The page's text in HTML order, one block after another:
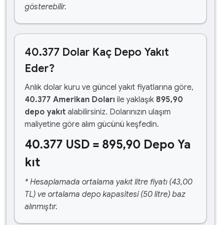
gösterebilir.
40.377 Dolar Kaç Depo Yakıt
Eder?
Anlık dolar kuru ve güncel yakıt fiyatlarına göre,
40.377 Amerikan Doları ile yaklaşık 895,90
depo yakıt alabilirsiniz. Dolarınızın ulaşım
maliyetine göre alım gücünü keşfedin.
40.377 USD = 895,90 Depo Ya
kıt
* Hesaplamada ortalama yakıt litre fiyatı (43,00
TL) ve ortalama depo kapasitesi (50 litre) baz
alınmıştır.